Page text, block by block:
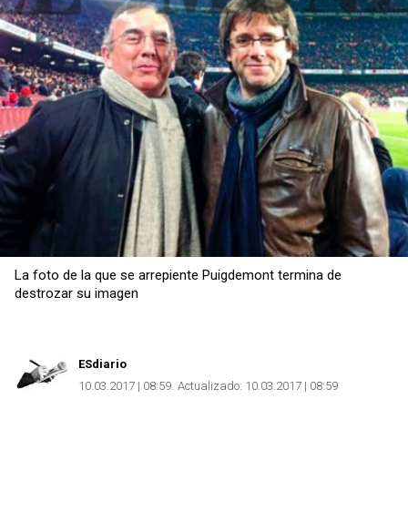
La foto de la que se arrepiente Puigdemont termina de
destrozar su imagen
ESdiario
10.03.2017 | 08:59 Actualizado: 10.03.2017 | 08:59